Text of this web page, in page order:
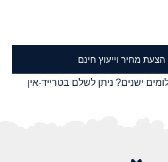
מחיר וייעוץ חינם
ישנים? ניתן לשלם בטרייד-אין